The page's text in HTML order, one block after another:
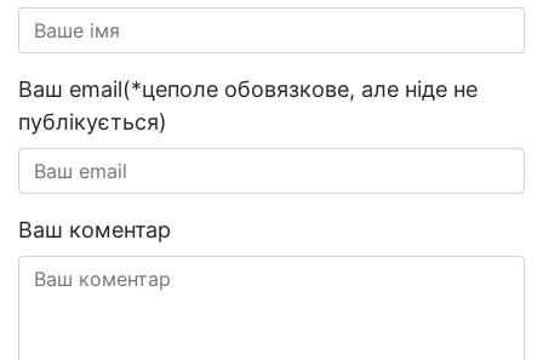
Ваш email(*цеполе обовязкове, але ніде не
публікується)
Ваш коментар